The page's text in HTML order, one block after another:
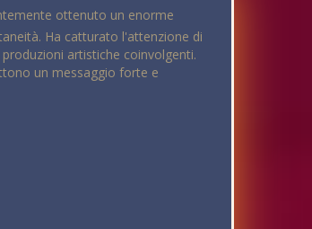
ottenuto un enorme
Ha catturato l'attenzione di
artistiche coinvolgenti.
un messaggio forte e